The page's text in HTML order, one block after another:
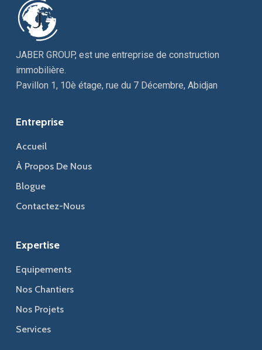
JABER GROUP, est une entreprise de construction
immobilière.
Pavillon 1, 10è étage, rue du 7 Décembre, Abidjan
Entreprise
Accueil
À Propos De Nous
Blogue
Contactez-Nous
Expertise
Equipements
Nos Chantiers
Nos Projets
Services